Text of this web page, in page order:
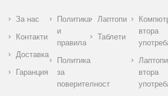
За нас
Контакти
Доставка
Гаранция
Политика
и
правила
Политика
за
поверителност
Лаптопи
Таблети
втора
Лаптопи
втора